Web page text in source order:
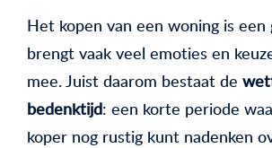
Het kopen van een woning is
brengt vaak veel emoties en
mee. Juist daarom bestaat de
bedenktijd: een korte periode
koper nog rustig kunt nadenken